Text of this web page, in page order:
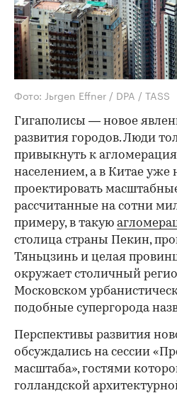
Фото: Jьrgen Effner / DPA / TASS
Гигаполисы — новое
развития городов. Люди
привыкнуть к
населением, а в Китае уже
проектировать
рассчитанные на сотни
примеру, в такую
столица страны Пекин,
Тяньцзинь и целая
окружает столичный
Московском
подобные супергорода
Перспективы развития
обсуждались на сессии
масштаба», гостями
голландской